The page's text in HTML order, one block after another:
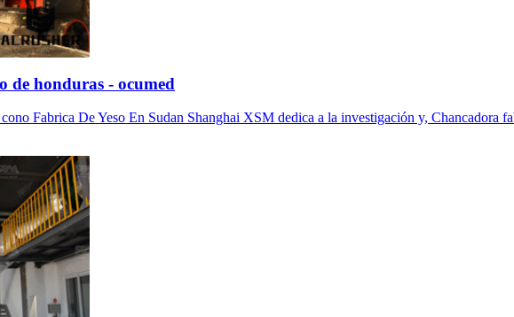
de honduras - ocumed
Fabrica De Yeso En Sudan Shanghai XSM dedica a la investigación y, Chancadora